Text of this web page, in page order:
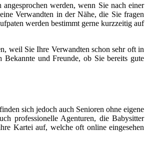
werden, wenn Sie nach einer
Verwandten in der Nähe, die Sie fragen
werden bestimmt gerne kurzzeitig auf
weil Sie Ihre Verwandten schon sehr oft in
und Freunde, ob Sie bereits gute
sich jedoch auch Senioren ohne eigene
professionelle Agenturen, die Babysitter
Kartei auf, welche oft online eingesehen